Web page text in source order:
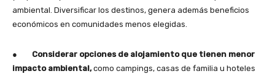
ambiental. Diversificar los destinos, genera además beneficios
económicos en comunidades menos elegidas.
●
Considerar opciones de alojamiento que tienen menor
impacto ambiental,como campings, casas de familia u hoteles